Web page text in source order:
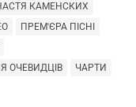
КАМЕНСКИХ
ПРЕМ'ЄРА ПІСНІ
ОЧЕВИДЦІВ
ЧАРТИ